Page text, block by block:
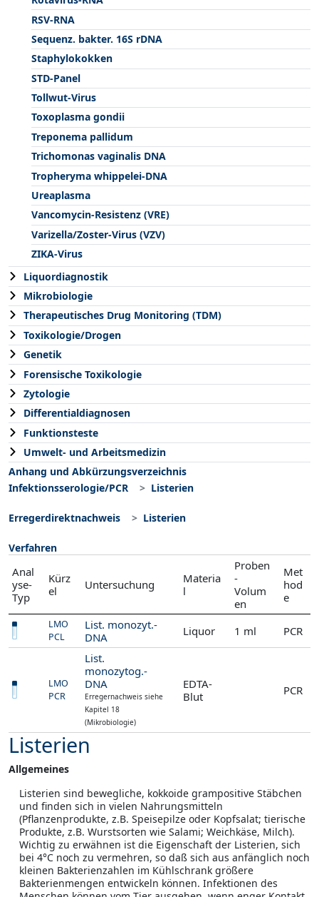
RSV-RNA
Sequenz. bakter. 16S rDNA
Staphylokokken
STD-Panel
Tollwut-Virus
Toxoplasma gondii
Treponema pallidum
Trichomonas vaginalis DNA
Tropheryma whippelei-DNA
Ureaplasma
Vancomycin-Resistenz (VRE)
Varizella/Zoster-Virus (VZV)
ZIKA-Virus
Liquordiagnostik
Mikrobiologie
Therapeutisches Drug Monitoring (TDM)
Toxikologie/Drogen
Genetik
Forensische Toxikologie
Zytologie
Differentialdiagnosen
Funktionsteste
Umwelt- und Arbeitsmedizin
Anhang und Abkürzungsverzeichnis
Infektionsserologie/PCR
Listerien
Erregerdirektnachweis Listerien
Verfahren
Anal
yse-
Typ
Kürz
el
Untersuchung
Materia
l
Proben
-
Volum
en
Met
hod
e
LMO
PCL
List. monozyt.-
DNA
Liquor 1 ml PCR
LMO
PCR
List.
monozytog.-
DNA
Erregernachweis siehe
Kapitel 18
(Mikrobiologie)
EDTA-
Blut
PCR
Listerien
Allgemeines
Listerien sind bewegliche, kokkoide grampositive Stäbchen
und finden sich in vielen Nahrungsmitteln
(Pflanzenprodukte, z.B. Speisepilze oder Kopfsalat; tierische
Produkte, z.B. Wurstsorten wie Salami; Weichkäse, Milch).
Wichtig zu erwähnen ist die Eigenschaft der Listerien, sich
bei 4°C noch zu vermehren, so daß sich aus anfänglich noch
kleinen Bakterienzahlen im Kühlschrank größere
Bakterienmengen entwickeln können. Infektionen des